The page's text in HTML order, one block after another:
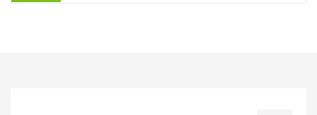
اگر چه چندین حشره کش و آفت کش شیمیایی برای کنترل کرم